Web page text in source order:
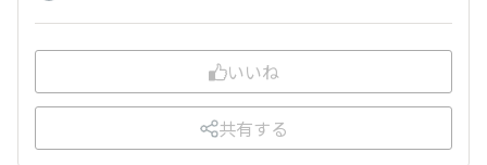
いいね
共有する